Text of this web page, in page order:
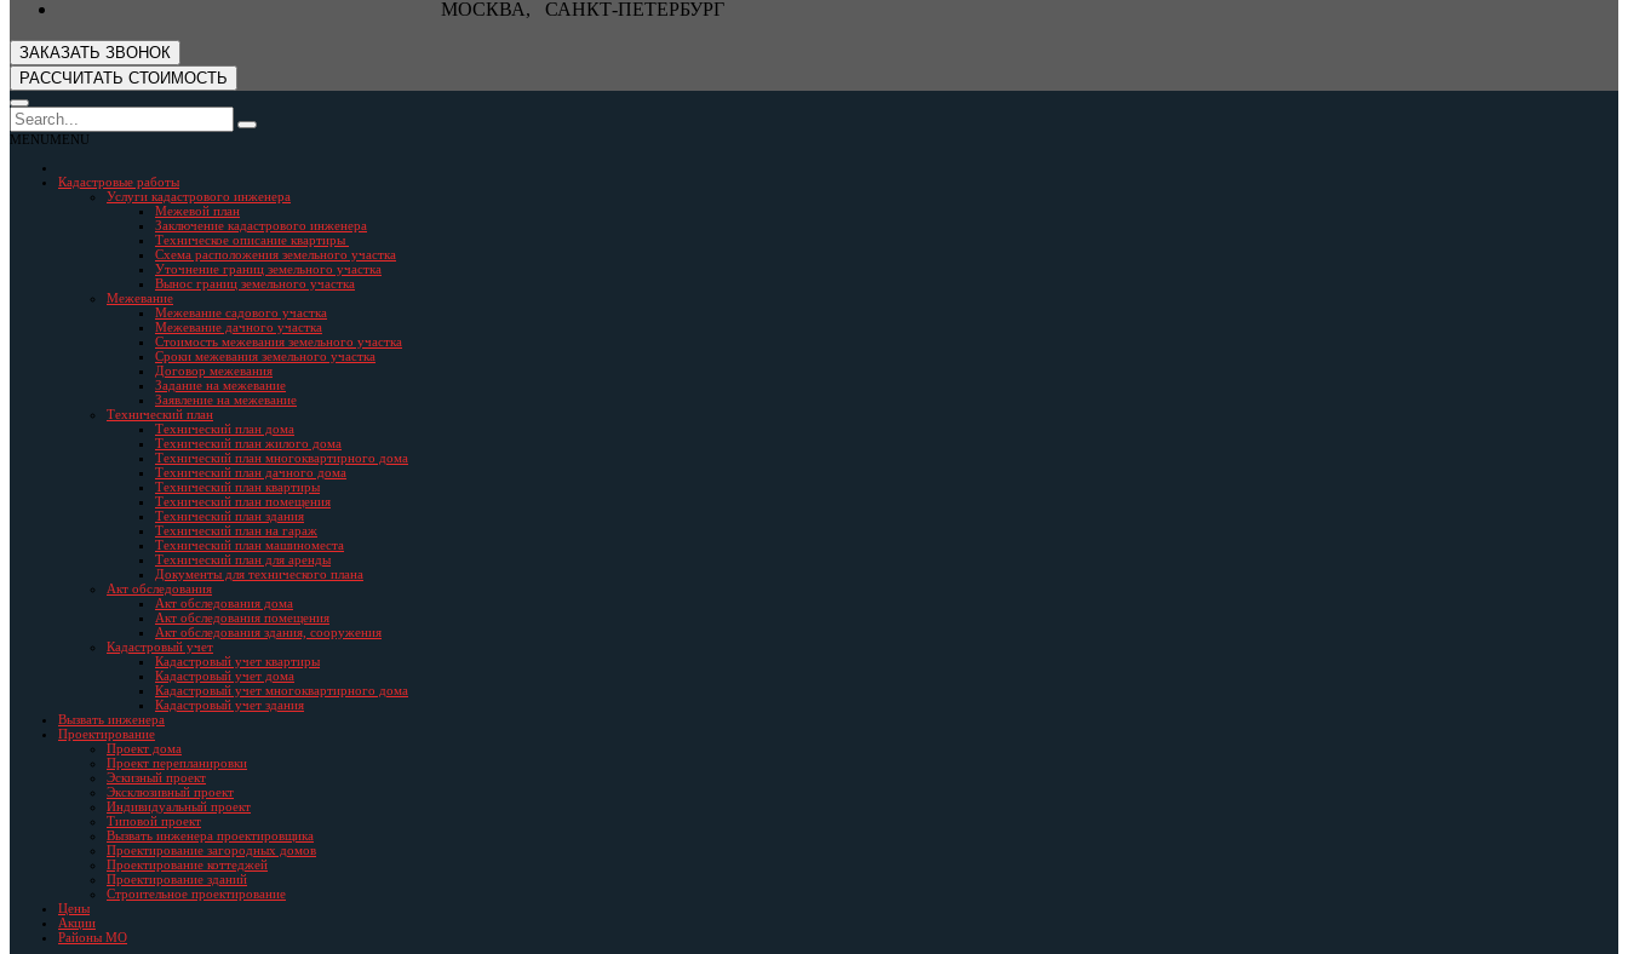
МОСКВА, САНКТ-ПЕТЕРБУРГ
ЗАКАЗАТЬ ЗВОНОК
РАССЧИТАТЬ СТОИМОСТЬ
MENUMENU
Кадастровые работы
Услуги кадастрового инженера
Межевой план
Заключение кадастрового инженера
Техническое описание квартиры
Схема расположения земельного участка
Уточнение границ земельного участка
Вынос границ земельного участка
Межевание
Межевание садового участка
Межевание дачного участка
Стоимость межевания земельного участка
Сроки межевания земельного участка
Договор межевания
Задание на межевание
Заявление на межевание
Технический план
Технический план дома
Технический план жилого дома
Технический план многоквартирного дома
Технический план дачного дома
Технический план квартиры
Технический план помещения
Технический план здания
Технический план на гараж
Технический план машиноместа
Технический план для аренды
Документы для технического плана
Акт обследования
Акт обследования дома
Акт обследования помещения
Акт обследования здания, сооружения
Кадастровый учет
Кадастровый учет квартиры
Кадастровый учет дома
Кадастровый учет многоквартирного дома
Кадастровый учет здания
Вызвать инженера
Проектирование
Проект дома
Проект перепланировки
Эскизный проект
Эксклюзивный проект
Индивидуальный проект
Типовой проект
Вызвать инженера проектировщика
Проектирование загородных домов
Проектирование коттеджей
Проектирование зданий
Строительное проектирование
Цены
Акции
Районы МО